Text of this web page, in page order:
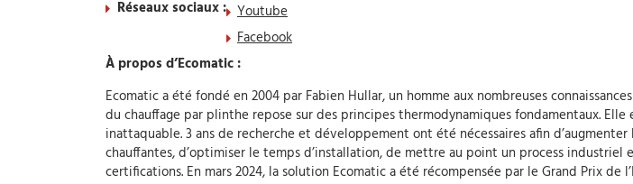
Réseaux sociaux : Youtube
Facebook
À propos d’Ecomatic :
Ecomatic a été fondé en 2004 par Fabien Hullar, un homme aux nombreuses
du chauffage par plinthe repose sur des principes thermodynamiques fondamentaux.
inattaquable. 3 ans de recherche et développement ont été nécessaires afin
chauffantes, d’optimiser le temps d’installation, de mettre au point un process industriel
certifications. En mars 2024, la solution Ecomatic a été récompensée par le Grand Prix de